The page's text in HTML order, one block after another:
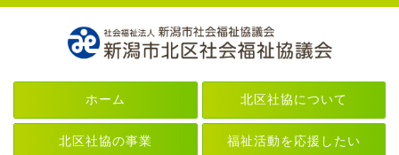
ホーム 北区社協について
北区社協の事業 福祉活動を応援したい